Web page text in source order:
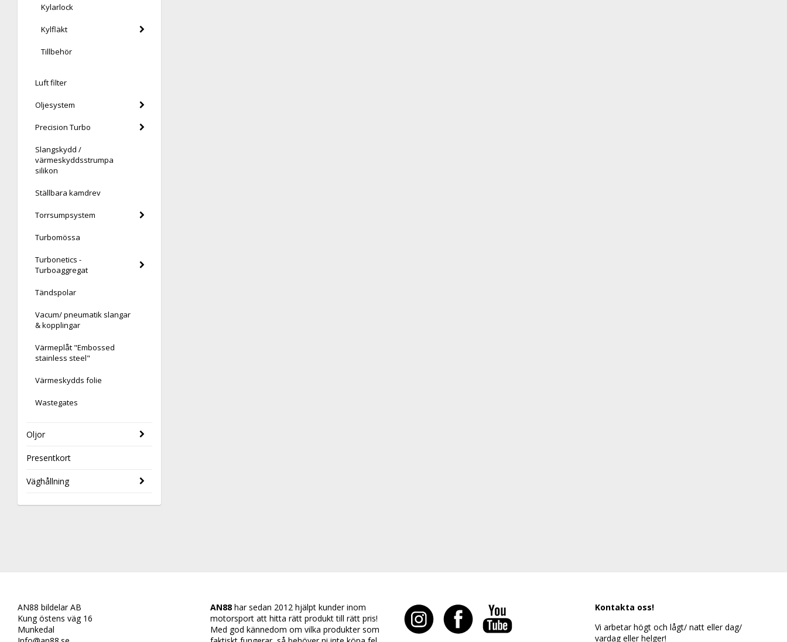
Kylarlock
Kylfläkt
Tillbehör
Luft filter
Oljesystem
Precision Turbo
Slangskydd /
värmeskyddsstrumpa
silikon
Ställbara kamdrev
Torrsumpsystem
Turbomössa
Turbonetics -
Turboaggregat
Tändspolar
Vacum/ pneumatik slangar
& kopplingar
Värmeplåt "Embossed
stainless steel"
Värmeskydds folie
Wastegates
Oljor
Presentkort
Väghållning
AN88 bildelar AB
Kung östens väg 16
Munkedal
AN88har sedan 2012 hjälpt kunder inom
motorsport att hitta rätt produkt till rätt pris!
Med god kännedom om vilka produkter som
Kontakta oss!
Vi arbetar högt och lågt/ natt eller dag/
vardag eller helger!